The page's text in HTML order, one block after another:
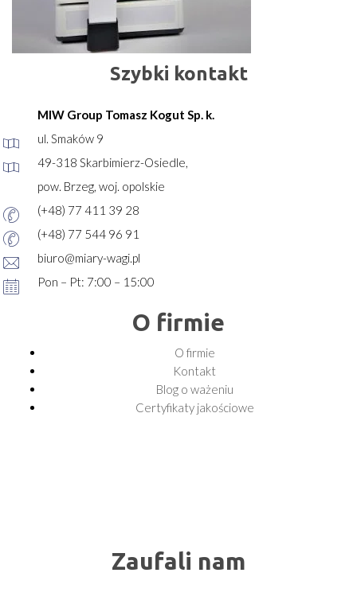
Szybki kontakt
MIW Group Tomasz Kogut Sp. k.
ul. Smaków 9
49-318 Skarbimierz-Osiedle,
pow. Brzeg, woj. opolskie
(+48) 77 411 39 28
(+48) 77 544 96 91
biuro@miary-wagi.pl
Pon – Pt: 7:00 – 15:00
O firmie
O firmie
Kontakt
Blog o ważeniu
Certyfikaty jakościowe
Zaufali nam